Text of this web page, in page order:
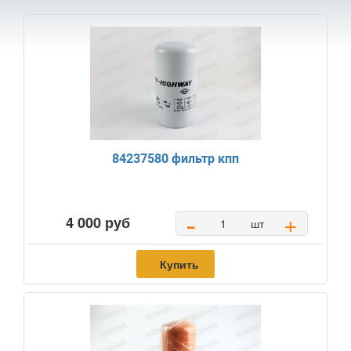
84237580 фильтр кпп
4 000 руб - шт +
Купить